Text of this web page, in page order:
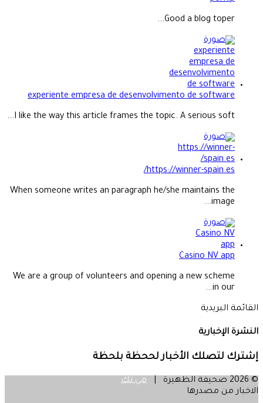
Good a blog toper...
experiente empresa de desenvolvimento de software
I like the way this article frames the topic. A serious soft...
https://winner-spain.es/
When someone writes an paragraph he/she maintains the
image...
Casino NV app
We are a group of volunteers and opening a new scheme
in our...
القائمة البريدية
النشرة الإخبارية
إشترك لتصلك الأخبار لححظة بلحظة
© 2026 صحيفة الظهيرة |
مي تك
الاخبار من مصدرها